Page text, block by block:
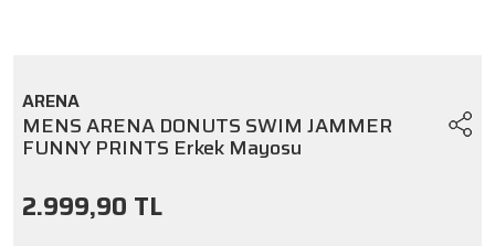
ARENA
MENS ARENA DONUTS SWIM JAMMER
FUNNY PRINTS Erkek Mayosu
2.999,90 TL